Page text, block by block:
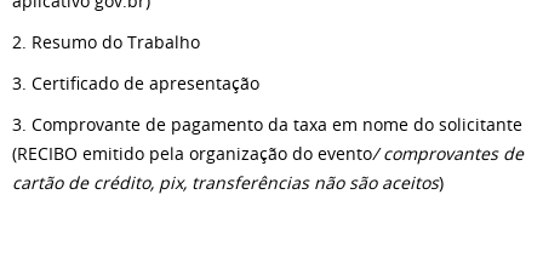
2. Resumo do Trabalho
3. Certificado de apresentação
3. Comprovante de pagamento da taxa em nome do solicitante
(RECIBO emitido pela organização do evento/ comprovantes de
cartão de crédito, pix, transferências não são aceitos)